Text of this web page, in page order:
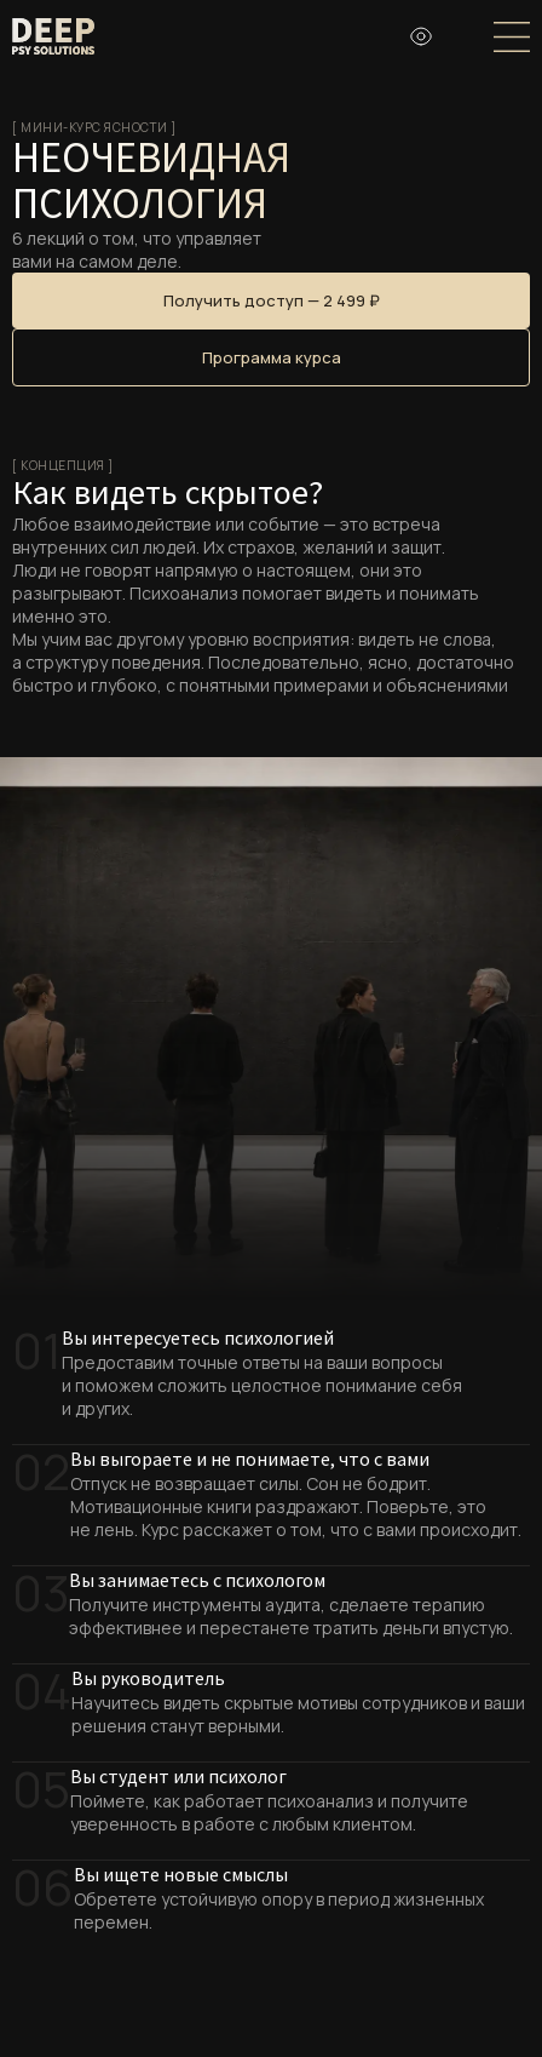
[ МИНИ-КУРС ЯСНОСТИ ]
НЕОЧЕВИДНАЯ
ПСИХОЛОГИЯ
6 лекций о том, что управляет
вами на самом деле.
Получить доступ — 2 499 ₽
Программа курса
[ КОНЦЕПЦИЯ ]
Как видеть скрытое?
Любое взаимодействие или событие — это встреча
внутренних сил людей. Их страхов, желаний и защит.
Люди не говорят напрямую о настоящем, они это
разыгрывают. Психоанализ помогает видеть и понимать
именно это.
Мы учим вас другому уровню восприятия: видеть не слова,
а структуру поведения. Последовательно, ясно, достаточно
быстро и глубоко, с понятными примерами и объяснениями
Вы интересуетесь психологией
Предоставим точные ответы на ваши вопросы
и поможем сложить целостное понимание себя
и других.
Вы выгораете и не понимаете, что с вами
Отпуск не возвращает силы. Сон не бодрит.
Мотивационные книги раздражают. Поверьте, это
не лень. Курс расскажет о том, что с вами происходит.
Вы занимаетесь с психологом
Получите инструменты аудита, сделаете терапию
эффективнее и перестанете тратить деньги впустую.
Вы руководитель
Научитесь видеть скрытые мотивы сотрудников и ваши
решения станут верными.
Вы студент или психолог
Поймете, как работает психоанализ и получите
уверенность в работе с любым клиентом.
Вы ищете новые смыслы
Обретете устойчивую опору в период жизненных
перемен.